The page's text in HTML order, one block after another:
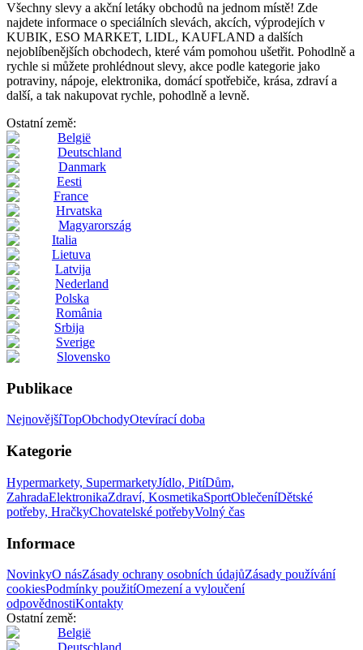
Všechny slevy a akční letáky obchodů na jednom místě! Zde
najdete informace o speciálních slevách, akcích, výprodejích v
KUBIK, ESO MARKET, LIDL, KAUFLAND a dalších
nejoblíbenějších obchodech, které vám pomohou ušetřit. Pohodlně a
rychle si můžete prohlédnout slevy, akce podle kategorie jako
potraviny, nápoje, elektronika, domácí spotřebiče, krása, zdraví a
další, a tak nakupovat rychle, pohodlně a levně.
Ostatní země:
België
Deutschland
Danmark
Eesti
France
Hrvatska
Magyarország
Italia
Lietuva
Latvija
Nederland
Polska
România
Srbija
Sverige
Slovensko
Publikace
NejnovějšíTopObchodyOtevírací doba
Kategorie
Hypermarkety, SupermarketyJídlo, PitíDům,
ZahradaElektronikaZdraví, KosmetikaSportOblečeníDětské
potřeby, HračkyChovatelské potřebyVolný čas
Informace
NovinkyO násZásady ochrany osobních údajůZásady používání
cookiesPodmínky použitíOmezení a vyloučení
odpovědnostiKontakty
Ostatní země:
België